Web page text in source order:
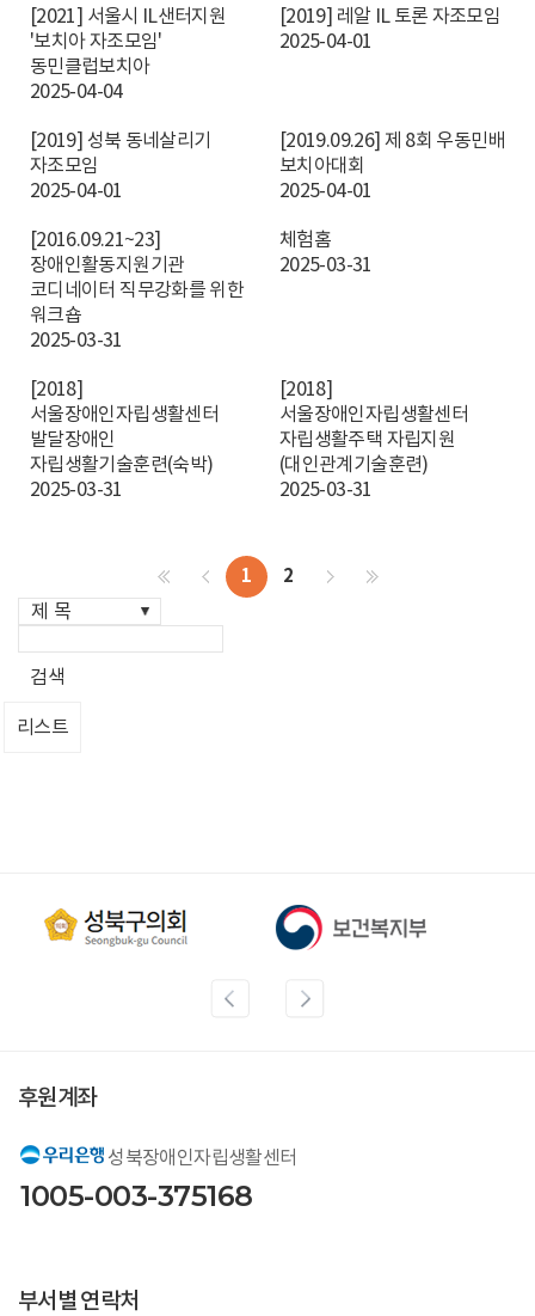
[2021] 서울시 IL샌터지원
'보치아 자조모임'
동민클럽보치아
2025-04-04
[2019] 레알 IL 토론 자조모임
2025-04-01
[2019] 성북 동네살리기
자조모임
2025-04-01
[2019.09.26] 제 8회 우동민배
보치아대회
2025-04-01
[2016.09.21~23]
장애인활동지원기관
코디네이터 직무강화를 위한
워크숍
2025-03-31
체험홈
2025-03-31
[2018]
서울장애인자립생활센터
발달장애인
자립생활기술훈련(숙박)
2025-03-31
[2018]
서울장애인자립생활센터
자립생활주택 자립지원
(대인관계기술훈련)
2025-03-31
1 2
검색
리스트
후원계좌
성북장애인자립생활센터
1005-003-375168
부서별 연락처